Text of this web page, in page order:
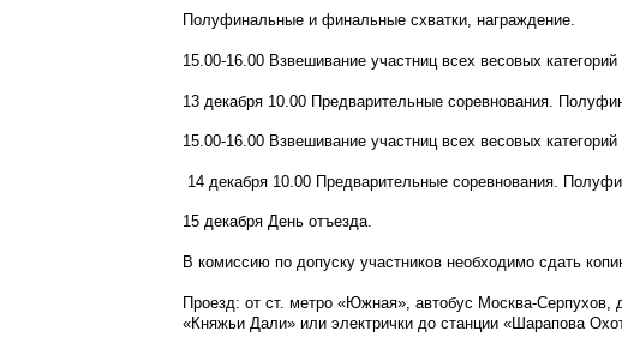
Полуфинальные и финальные схватки, награждение.
15.00-16.00 Взвешивание участниц всех весовых категорий
13 декабря 10.00 Предварительные соревнования.
15.00-16.00 Взвешивание участниц всех весовых
14 декабря 10.00 Предварительные соревнования.
15 декабря День отъезда.
В комиссию по допуску участников необходимо сдать
Проезд: от ст. метро «Южная», автобус Москва-Серпухов,
«Княжьи Дали» или электрички до станции «Шарапова